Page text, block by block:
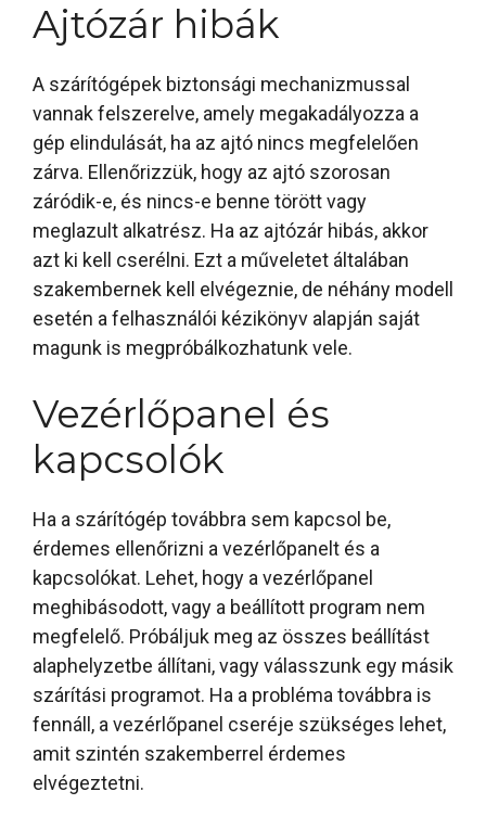
Ajtózár hibák
A szárítógépek biztonsági mechanizmussal
vannak felszerelve, amely megakadályozza a
gép elindulását, ha az ajtó nincs megfelelően
zárva. Ellenőrizzük, hogy az ajtó szorosan
záródik-e, és nincs-e benne törött vagy
meglazult alkatrész. Ha az ajtózár hibás, akkor
azt ki kell cserélni. Ezt a műveletet általában
szakembernek kell elvégeznie, de néhány modell
esetén a felhasználói kézikönyv alapján saját
magunk is megpróbálkozhatunk vele.
Vezérlőpanel és
kapcsolók
Ha a szárítógép továbbra sem kapcsol be,
érdemes ellenőrizni a vezérlőpanelt és a
kapcsolókat. Lehet, hogy a vezérlőpanel
meghibásodott, vagy a beállított program nem
megfelelő. Próbáljuk meg az összes beállítást
alaphelyzetbe állítani, vagy válasszunk egy másik
szárítási programot. Ha a probléma továbbra is
fennáll, a vezérlőpanel cseréje szükséges lehet,
amit szintén szakemberrel érdemes
elvégeztetni.